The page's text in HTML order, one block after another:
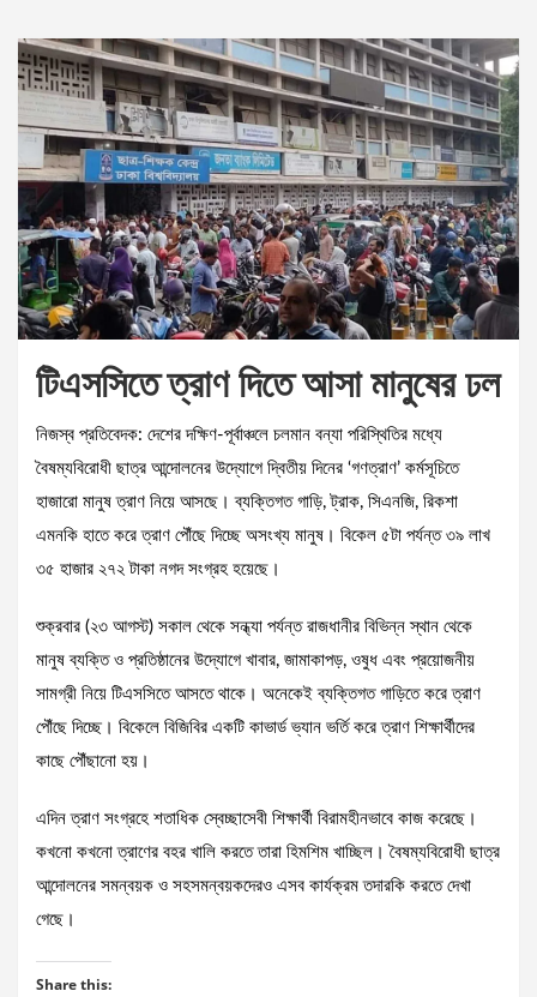
টিএসসিতে ত্রাণ দিতে আসা মানুষের ঢল
নিজস্ব প্রতিবেদক: দেশের দক্ষিণ-পূর্বাঞ্চলে চলমান বন্যা পরিস্থিতির মধ্যে
বৈষম্যবিরোধী ছাত্র আন্দোলনের উদ্যোগে দ্বিতীয় দিনের ‘গণত্রাণ’ কর্মসূচিতে
হাজারো মানুষ ত্রাণ নিয়ে আসছে। ব্যক্তিগত গাড়ি, ট্রাক, সিএনজি, রিকশা
এমনকি হাতে করে ত্রাণ পৌঁছে দিচ্ছে অসংখ্য মানুষ। বিকেল ৫টা পর্যন্ত ৩৯ লাখ
৩৫ হাজার ২৭২ টাকা নগদ সংগ্রহ হয়েছে।
শুক্রবার (২৩ আগস্ট) সকাল থেকে সন্ধ্যা পর্যন্ত রাজধানীর বিভিন্ন স্থান থেকে
মানুষ ব্যক্তি ও প্রতিষ্ঠানের উদ্যোগে খাবার, জামাকাপড়, ওষুধ এবং প্রয়োজনীয়
সামগ্রী নিয়ে টিএসসিতে আসতে থাকে। অনেকেই ব্যক্তিগত গাড়িতে করে ত্রাণ
পৌঁছে দিচ্ছে। বিকেলে বিজিবির একটি কাভার্ড ভ্যান ভর্তি করে ত্রাণ শিক্ষার্থীদের
কাছে পৌঁছানো হয়।
এদিন ত্রাণ সংগ্রহে শতাধিক স্বেচ্ছাসেবী শিক্ষার্থী বিরামহীনভাবে কাজ করেছে।
কখনো কখনো ত্রাণের বহর খালি করতে তারা হিমশিম খাচ্ছিল। বৈষম্যবিরোধী ছাত্র
আন্দোলনের সমন্বয়ক ও সহসমন্বয়কদেরও এসব কার্যক্রম তদারকি করতে দেখা
গেছে।
Share this: